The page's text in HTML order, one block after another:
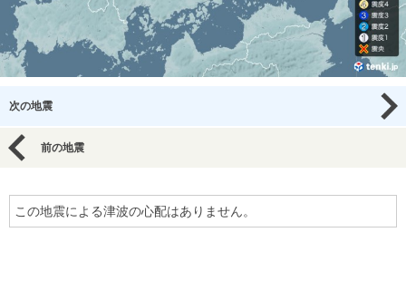
次の地震
前の地震
この地震による津波の心配はありません。